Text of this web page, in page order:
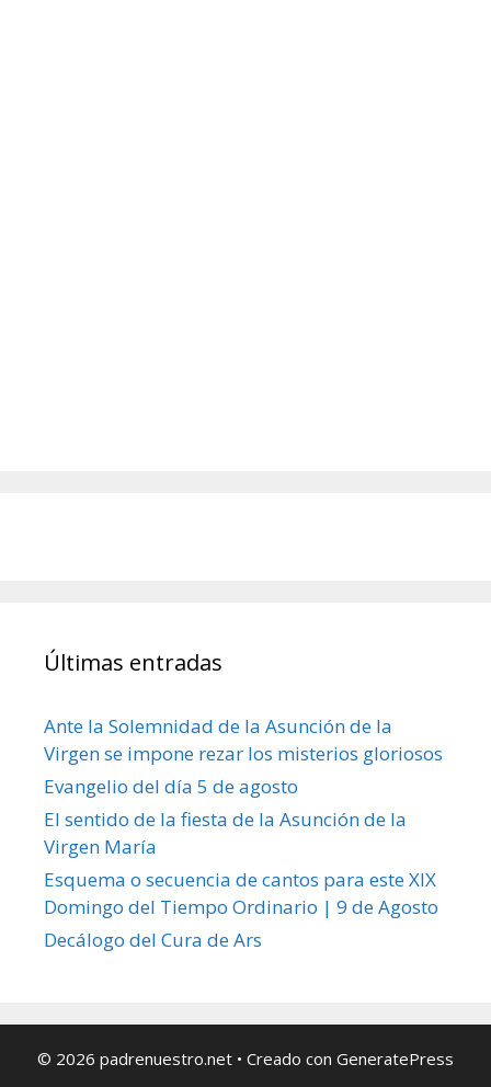
Últimas entradas
Ante la Solemnidad de la Asunción de la
Virgen se impone rezar los misterios gloriosos
Evangelio del día 5 de agosto
El sentido de la fiesta de la Asunción de la
Virgen María
Esquema o secuencia de cantos para este XIX
Domingo del Tiempo Ordinario | 9 de Agosto
Decálogo del Cura de Ars
© 2026 padrenuestro.net • Creado con GeneratePress